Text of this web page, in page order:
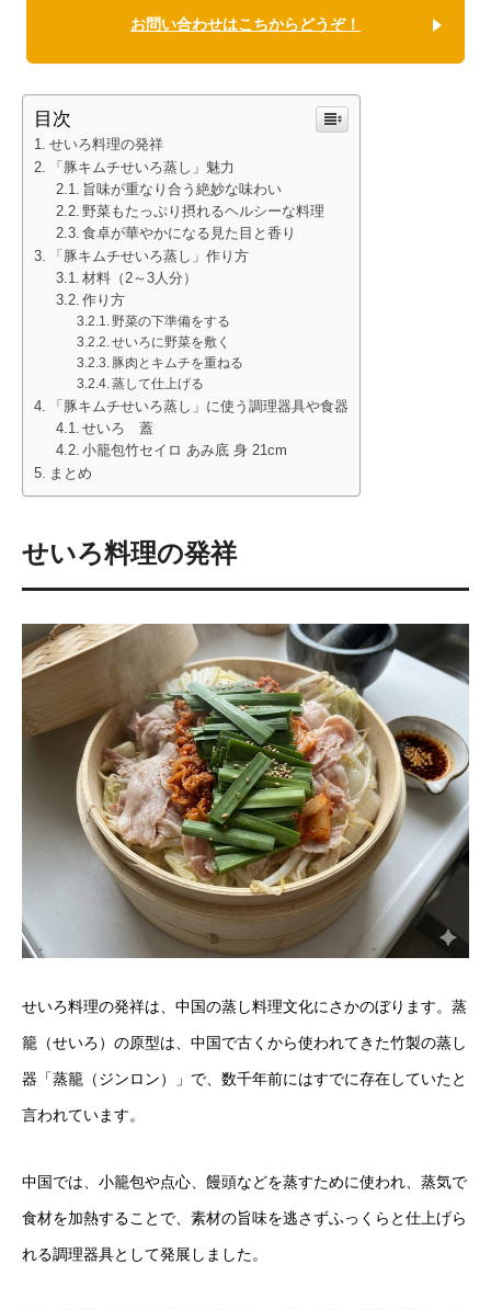
お問い合わせはこちからどうぞ！
目次
せいろ料理の発祥
「豚キムチせいろ蒸し」魅力
旨味が重なり合う絶妙な味わい
野菜もたっぷり摂れるヘルシーな料理
食卓が華やかになる見た目と香り
「豚キムチせいろ蒸し」作り方
材料（2～3人分）
作り方
野菜の下準備をする
せいろに野菜を敷く
豚肉とキムチを重ねる
蒸して仕上げる
「豚キムチせいろ蒸し」に使う調理器具や食器
せいろ 蓋
小籠包竹セイロ あみ底 身 21cm
まとめ
せいろ料理の発祥
せいろ料理の発祥は、中国の蒸し料理文化にさかのぼります。蒸
籠（せいろ）の原型は、中国で古くから使われてきた竹製の蒸し
器「蒸籠（ジンロン）」で、数千年前にはすでに存在していたと
言われています。
中国では、小籠包や点心、饅頭などを蒸すために使われ、蒸気で
食材を加熱することで、素材の旨味を逃さずふっくらと仕上げら
れる調理器具として発展しました。